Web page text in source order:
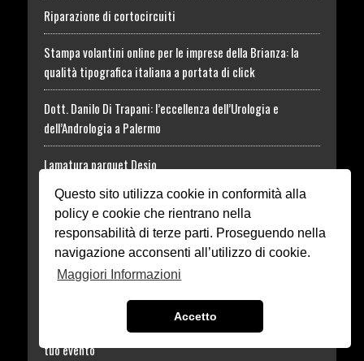
Questo sito utilizza cookie in conformità alla
policy e cookie che rientrano nella
responsabilità di terze parti. Proseguendo nella
navigazione acconsenti all’utilizzo di cookie.
Maggiori Informazioni
Accetto
Riparazione di cortocircuiti
Stampa volantini online per le imprese della Brianza: la
qualità tipografica italiana a portata di click
Dott. Danilo Di Trapani: l’eccellenza dell’Urologia e
dell’Andrologia a Palermo
Lamatura parquet Desio
Differenza tra dietologo e nutrizionista: guida alla scelta
consapevole
Miglior chirurgo plastico mastoplastica additiva
Noleggio tensostrutture Sondrio, coperture sicure per il
tuo evento